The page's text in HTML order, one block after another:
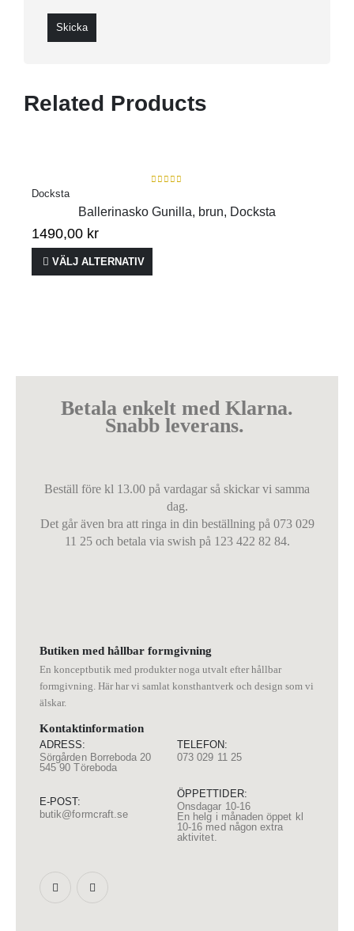
Related Products
Docksta
Ballerinasko Gunilla, brun, Docksta
1490,00 kr
VÄLJ ALTERNATIV
Betala enkelt med Klarna.
Snabb leverans.
Beställ före kl 13.00 på vardagar så skickar vi samma
dag.
Det går även bra att ringa in din beställning på 073 029
11 25 och betala via swish på 123 422 82 84.
Butiken med hållbar formgivning
En konceptbutik med produkter noga utvalt efter hållbar
formgivning. Här har vi samlat konsthantverk och design som vi
älskar.
Kontaktinformation
ADRESS:
Sörgården Borreboda 20
545 90 Töreboda
TELEFON:
073 029 11 25
E-POST:
butik@formcraft.se
ÖPPETTIDER:
Onsdagar 10-16
En helg i månaden öppet kl
10-16 med någon extra
aktivitet.